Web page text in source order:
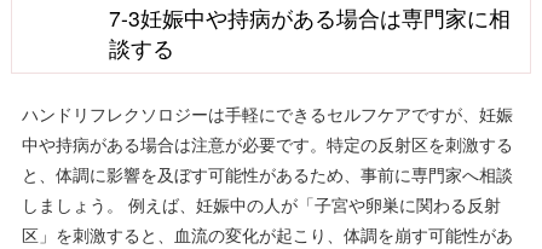
7-3妊娠中や持病がある場合は専門家に相
談する
ハンドリフレクソロジーは手軽にできるセルフケアですが、妊娠
中や持病がある場合は注意が必要です。特定の反射区を刺激する
と、体調に影響を及ぼす可能性があるため、事前に専門家へ相談
しましょう。 例えば、妊娠中の人が「子宮や卵巣に関わる反射
区」を刺激すると、血流の変化が起こり、体調を崩す可能性があ